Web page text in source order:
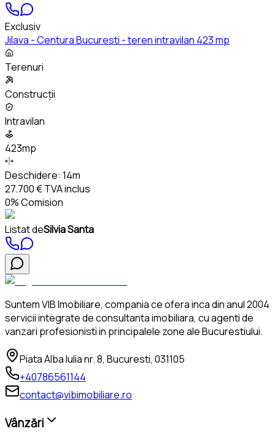
Exclusiv
Jilava - Centura Bucuresti - teren intravilan 423 mp
Terenuri
Construcții
Intravilan
423mp
Deschidere: 14m
27.700 €TVA inclus
0% Comision
Listat deSilvia Santa
Suntem VIB Imobiliare, compania ce ofera inca din anul 2004
servicii integrate de consultanta imobiliara, cu agenti de
vanzari profesionisti in principalele zone ale Bucurestiului.
Piata Alba Iulia nr. 8, Bucuresti, 031105
+40786561144
contact@vibimobiliare.ro
Vânzări